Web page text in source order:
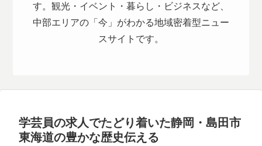
す。観光・イベント・暮らし・ビジネスなど、
中部エリアの「今」がわかる地域密着型ニュー
スサイトです。
学芸員の求人でたどり着いた静岡・島田市
東海道の豊かな歴史伝える